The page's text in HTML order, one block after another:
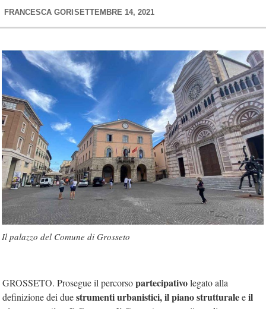
FRANCESCA GORI SETTEMBRE 14, 2021
Il palazzo del Comune di Grosseto
GROSSETO. Prosegue il percorsopartecipativolegato alla
definizione dei duestrumenti urbanistici,il piano strutturaleeil